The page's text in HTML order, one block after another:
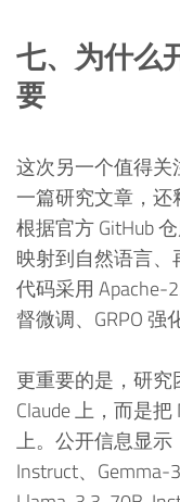
七、为什么
要
这次另一个值得关
一篇研究文章，还
根据官方 GitHub
映射到自然语言、
代码采用 Apache-
督微调、GRPO 强
更重要的是，研
Claude 上，而是
上。公开信息显
Instruct、Gemma-